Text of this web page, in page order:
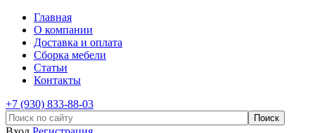
Главная
О компании
Доставка и оплата
Сборка мебели
Статьи
Контакты
+7 (930) 833-88-03